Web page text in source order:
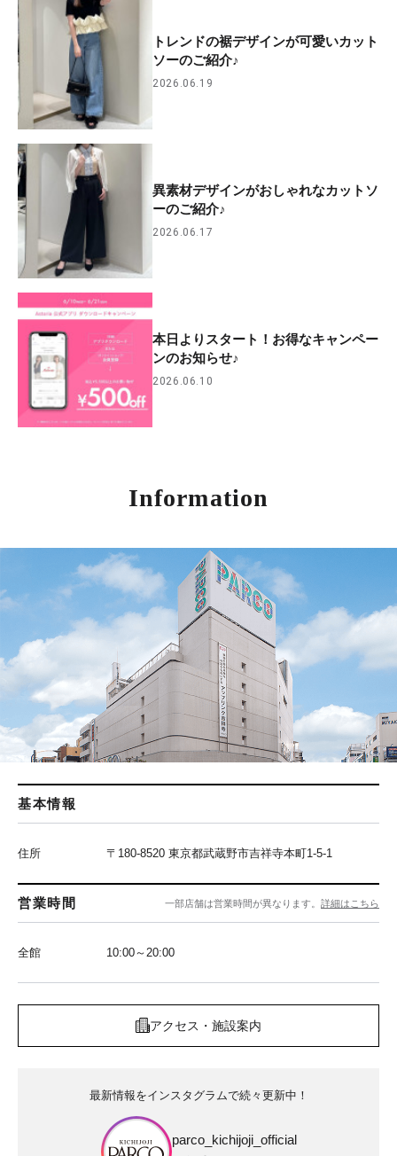
トレンドの裾デザインが可愛いカット
ソーのご紹介♪
2026.06.19
異素材デザインがおしゃれなカットソ
ーのご紹介♪
2026.06.17
本日よりスタート！お得なキャンペー
ンのお知らせ♪
2026.06.10
Information
基本情報
住所 〒180-8520 東京都武蔵野市吉祥寺本町1-5-1
営業時間 一部店舗は営業時間が異なります。 詳細はこちら
全館 10:00～20:00
アクセス・施設案内
最新情報をインスタグラムで続々更新中！
parco_kichijoji_official